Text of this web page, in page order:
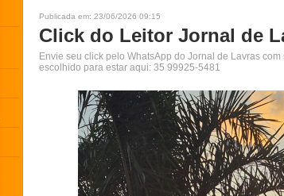
Publicada em: 23/06/2026 09:15
Click do Leitor Jornal de
Envie seu click pelo WhatsApp do Jornal de Lavras
escolhido para estar aqui: 35 99925-5481